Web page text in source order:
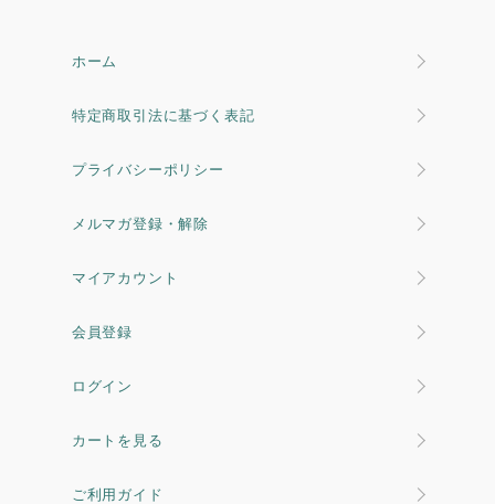
ホーム
特定商取引法に基づく表記
プライバシーポリシー
メルマガ登録・解除
マイアカウント
会員登録
ログイン
カートを見る
ご利用ガイド